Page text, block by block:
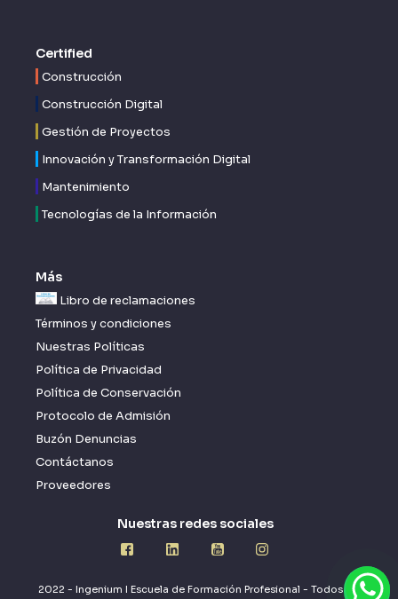
Certified
Construcción
Construcción Digital
Gestión de Proyectos
Innovación y Transformación Digital
Mantenimiento
Tecnologías de la Información
Más
Libro de reclamaciones
Términos y condiciones
Nuestras Políticas
Política de Privacidad
Política de Conservación
Protocolo de Admisión
Buzón Denuncias
Contáctanos
Proveedores
Nuestras redes sociales
2022 - Ingenium I Escuela de Formación Profesional - Todos los